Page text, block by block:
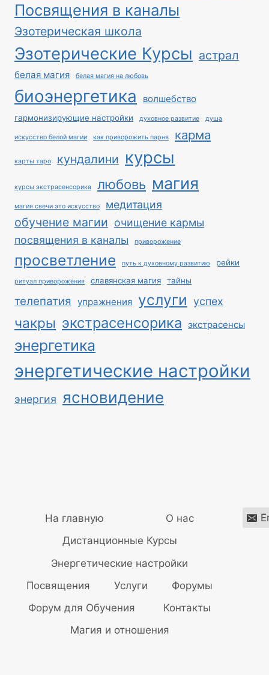
Посвящения в каналы
Эзотерическая школа
Эзотерические Курсы астрал
белая магия белая магия на любовь
биоэнергетика волшебство
гармонизирующие настройки духовное развитие душа
искусство белой магии как приворожить парня карма
карты таро кундалини курсы
курсы экстрасенсорика любовь магия
магия свечи это искусство медитация
обучение магии очищение кармы
посвящения в каналы
приворожение
просветление путь к духовному развитию рейки
ритуал приворожения славянская магия тайны
телепатия упражнения услуги успех
чакры экстрасенсорика экстрасенсы
энергетика
энергетические настройки
энергия ясновидение
На главную
О нас
Дистанционные Курсы
Энергетические настройки
Посвящения
Услуги
Форумы
Форум для Обучения
Контакты
Магия и отношения